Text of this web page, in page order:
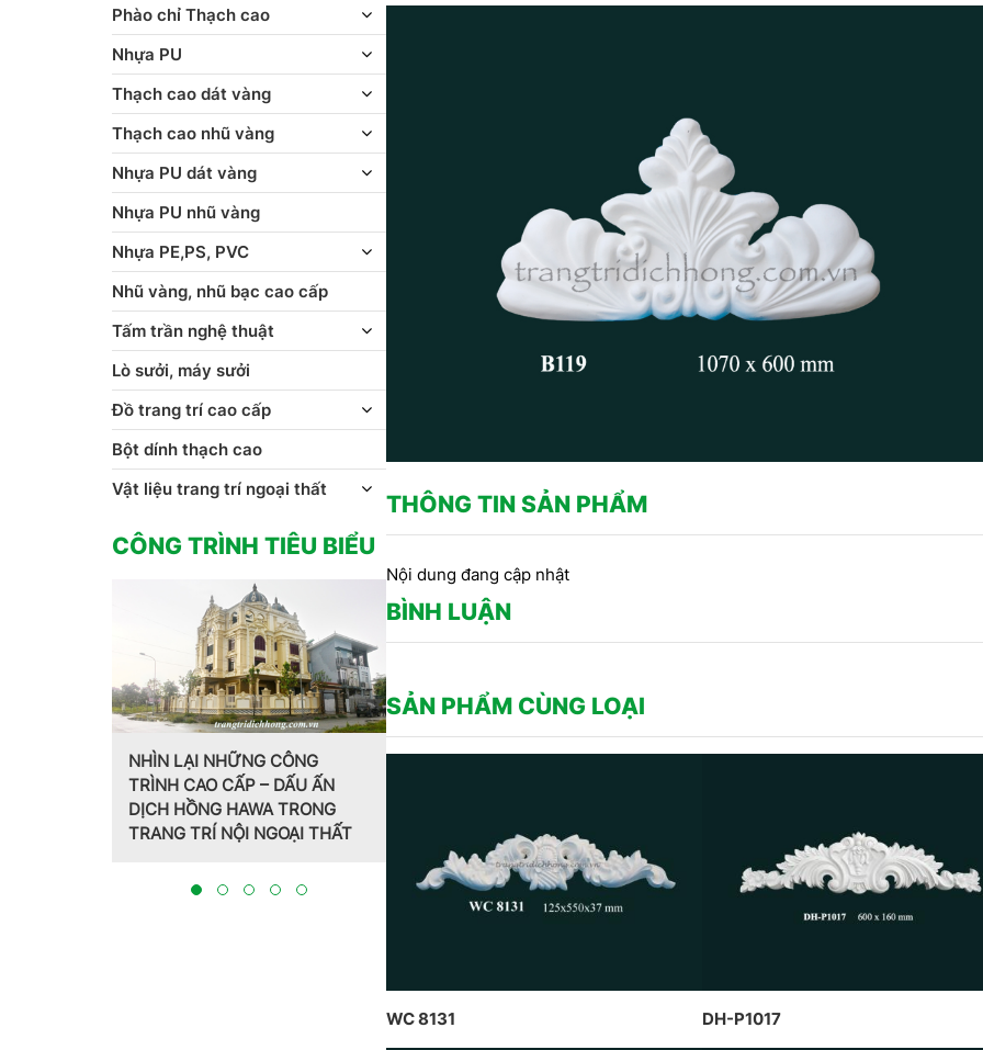
THÔNG TIN SẢN PHẨM
Nội dung đang cập nhật
BÌNH LUẬN
SẢN PHẨM CÙNG LOẠI
WC 8131 DH-P1017
Phào chỉ Thạch cao
Nhựa PU
Thạch cao dát vàng
Thạch cao nhũ vàng
Nhựa PU dát vàng
Nhựa PU nhũ vàng
Nhựa PE,PS, PVC
Nhũ vàng, nhũ bạc cao cấp
Tấm trần nghệ thuật
Lò sưởi, máy sưởi
Đồ trang trí cao cấp
Bột dính thạch cao
Vật liệu trang trí ngoại thất
CÔNG TRÌNH TIÊU BIỂU
Trang trí nội thất theo phong
cách Pháp do CT CP Dịch
Hồng Hawa thiết kế, thi công
CT CP DỊCH HỒNG HAWA
THỰC HIỆN TẠI PENHOUSE
BẮC NINH
CÔNG TY DỊCH HỒNG HAWA
THIẾT KẾ VÀ THI CÔNG THEO
PHONG CÁCH TRANG TRÍ NỘI